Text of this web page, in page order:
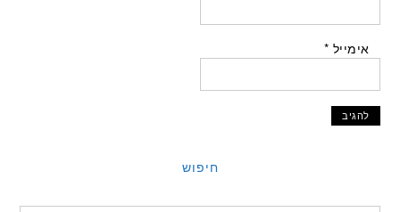
אימייל *
חיפוש